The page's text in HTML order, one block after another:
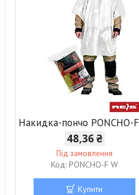
Накидка-пончо PONCHO-
48,36 ₴
Під замовлення
PONCHO-F W
Купити